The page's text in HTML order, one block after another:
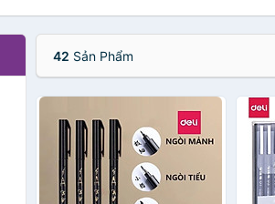
42 Sản Phẩm